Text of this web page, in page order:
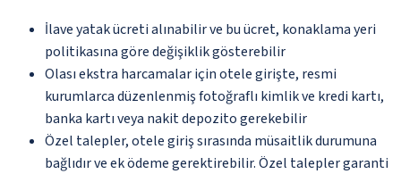
İlave yatak ücreti alınabilir ve bu ücret, konaklama yeri
politikasına göre değişiklik gösterebilir
Olası ekstra harcamalar için otele girişte, resmi
kurumlarca düzenlenmiş fotoğraflı kimlik ve kredi kartı,
banka kartı veya nakit depozito gerekebilir
Özel talepler, otele giriş sırasında müsaitlik durumuna
bağlıdır ve ek ödeme gerektirebilir. Özel talepler garanti